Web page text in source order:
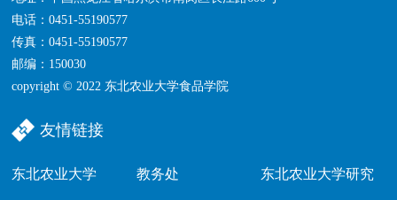
电话：0451-55190577
传真：0451-55190577
邮编：150030
copyright © 2022 东北农业大学食品学院
友情链接
东北农业大学 教务处 东北农业大学研究